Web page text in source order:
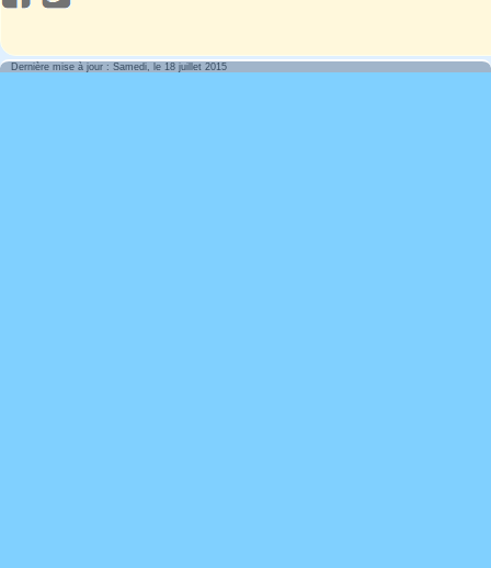
Dernière mise à jour : Samedi, le 18 juillet 2015